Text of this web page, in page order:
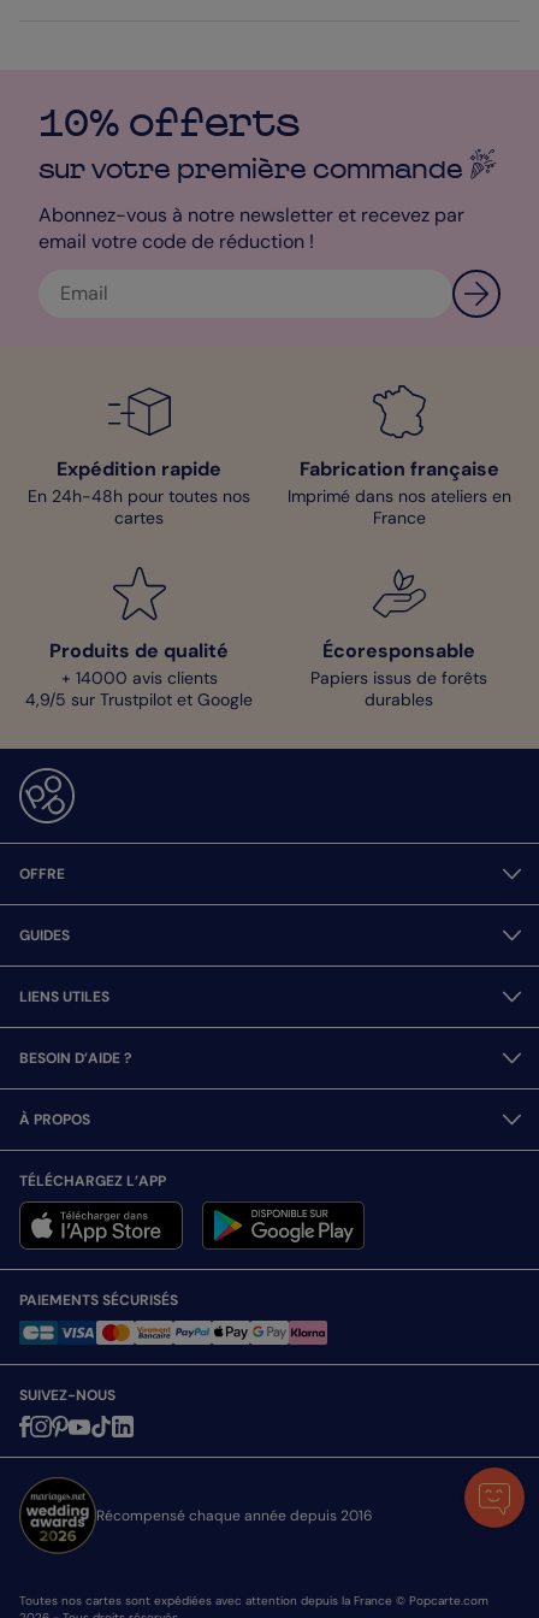
Bénédicte - Pop Designer
10% offerts
sur votre première commande
Abonnez-vous à notre newsletter et recevez par
email votre code de réduction !
Expédition rapide
En 24h-48h pour toutes nos
cartes
Fabrication française
Imprimé dans nos ateliers en
France
Produits de qualité
+ 14000 avis clients
4,9/5 sur Trustpilot et Google
Écoresponsable
Papiers issus de forêts
durables
OFFRE
GUIDES
LIENS UTILES
BESOIN D’AIDE ?
À PROPOS
TÉLÉCHARGEZ L’APP
PAIEMENTS SÉCURISÉS
SUIVEZ-NOUS
Récompensé chaque année depuis 2016
Toutes nos cartes sont expédiées avec attention depuis la France © Popcarte.com